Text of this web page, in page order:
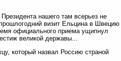
нашего там всерьез не
визит Ельцина в Швецию
официального приема ущипнул
великой державы...
который назвал Россию страной